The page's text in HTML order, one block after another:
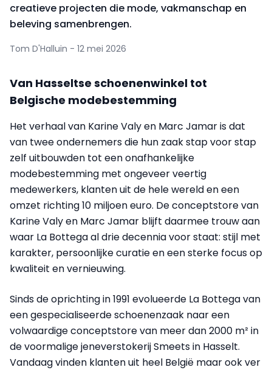
creatieve projecten die mode, vakmanschap en
beleving samenbrengen.
Tom D'Halluin - 12 mei 2026
Van Hasseltse schoenenwinkel tot
Belgische modebestemming
Het verhaal van Karine Valy en Marc Jamar is dat
van twee ondernemers die hun zaak stap voor stap
zelf uitbouwden tot een onafhankelijke
modebestemming met ongeveer veertig
medewerkers, klanten uit de hele wereld en een
omzet richting 10 miljoen euro. De conceptstore van
Karine Valy en Marc Jamar blijft daarmee trouw aan
waar La Bottega al drie decennia voor staat: stijl met
karakter, persoonlijke curatie en een sterke focus op
kwaliteit en vernieuwing.
Sinds de oprichting in 1991 evolueerde La Bottega van
een gespecialiseerde schoenenzaak naar een
volwaardige conceptstore van meer dan 2000 m² in
de voormalige jeneverstokerij Smeets in Hasselt.
Vandaag vinden klanten uit heel België maar ook ver